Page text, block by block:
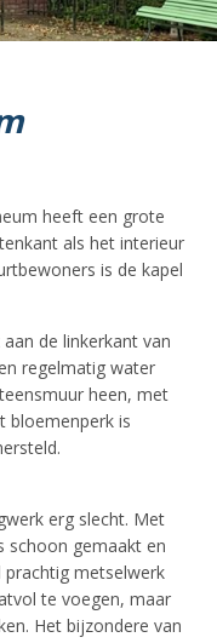
heeft een grote
als het interieur
is de kapel
de linkerkant van
regelmatig water
heen, met
bloemenperk is
erg slecht. Met
schoon gemaakt en
prachtig metselwerk
te voegen, maar
Het bijzondere van